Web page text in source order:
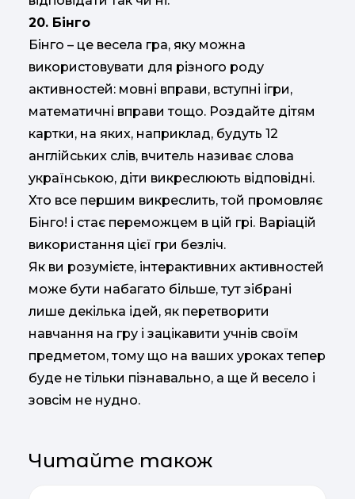
20. Бінго
Бінго – це весела гра, яку можна
використовувати для різного роду
активностей: мовні вправи, вступні ігри,
математичні вправи тощо. Роздайте дітям
картки, на яких, наприклад, будуть 12
англійських слів, вчитель називає слова
українською, діти викреслюють відповідні.
Хто все першим викреслить, той промовляє
Бінго! і стає переможцем в цій грі. Варіацій
використання цієї гри безліч.
Як ви розумієте, інтерактивних активностей
може бути набагато більше, тут зібрані
лише декілька ідей, як перетворити
навчання на гру і зацікавити учнів своїм
предметом, тому що на ваших уроках тепер
буде не тільки пізнавально, а ще й весело і
зовсім не нудно.
Читайте також